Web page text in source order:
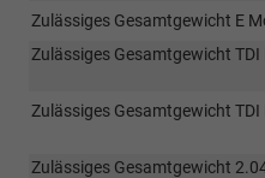
Zulässiges Gesamtgewicht E
Zulässiges Gesamtgewicht
Zulässiges Gesamtgewicht
Zulässiges Gesamtgewicht